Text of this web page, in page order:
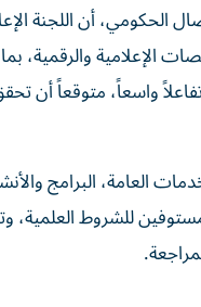
الحكومي، أن اللجنة
والرقمية،
واسعاً، متوقعاً أن
العامة، البرامج
للشروط العلمية،